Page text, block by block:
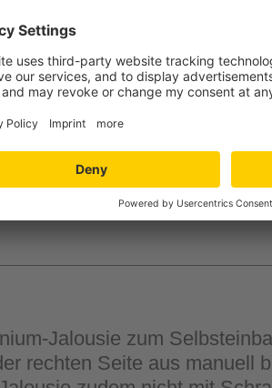
Jalousie zum
rechten Seite aus manuell